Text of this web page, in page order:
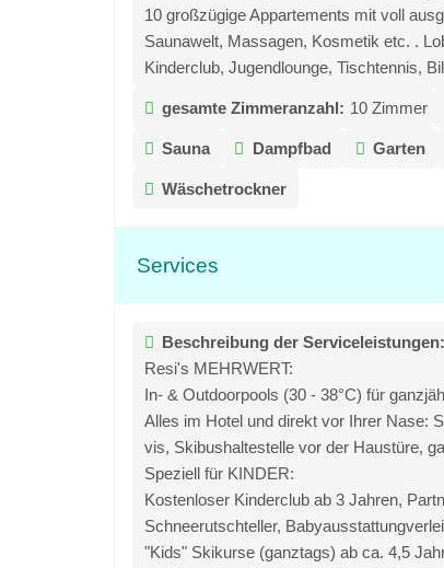
10 großzügige Appartements mit voll
Saunawelt, Massagen, Kosmetik etc. .
Kinderclub, Jugendlounge, Tischtennis,
gesamte Zimmeranzahl: 10 Zimmer
Sauna Dampfbad Garten
Wäschetrockner
Services
Beschreibung der Serviceleistungen:
Resi's MEHRWERT:
In- & Outdoorpools (30 - 38°C) für
Alles im Hotel und direkt vor Ihrer Nase:
vis, Skibushaltestelle vor der Haustüre,
Speziell für KINDER:
Kostenloser Kinderclub ab 3 Jahren,
Schneerutschteller,
"Kids" Skikurse (ganztags) ab ca. 4,5